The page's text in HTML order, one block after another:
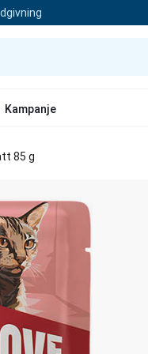
Kampanje
85 g